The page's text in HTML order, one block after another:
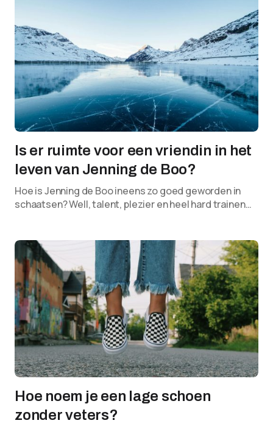
Is er ruimte voor een vriendin in het
leven van Jenning de Boo?
Hoe is Jenning de Boo ineens zo goed geworden in
schaatsen? Well, talent, plezier en heel hard trainen…
Hoe noem je een lage schoen
zonder veters?